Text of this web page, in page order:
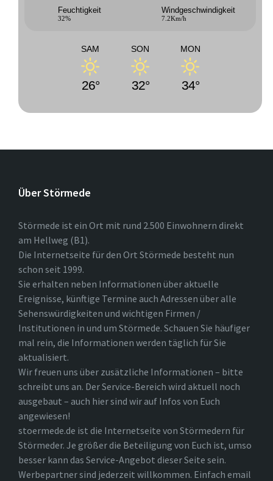
Feuchtigkeit
32%
Windgeschwindigkeit
7.2Km/h
SAM
26°
SON
32°
MON
34°
Über Störmede
Störmede ist ein Ort mit rund 2.500 Einwohnern direkt
am Hellweg (B1).
Die Internetseite für den Ort Störmede besteht nun
schon seit 1999.
Sie erhalten neben Informationen über aktuelle
Ereignisse, künftige Termine auch Adressen über alle
Sehenswürdigkeiten und wichtigen Firmen /
Institutionen in und um Störmede. Schauen Sie häufiger
mal rein, die Informationen werden täglich für Sie
aktualisiert.
Wir freuen uns über zusätzliche Informationen – bitte
schreibt uns an. Der Service-Bereich wird aktuell noch
ausgebaut – auch hier sind wir auf Infos von Euch
angewiesen!
stoermede.de ist die Internetseite von Störmedern für
Störmeder. Je größer die Beteiligung von Euch ist, umso
besser kann das Service-Angebot dieser Seite sein.
Werbepartner sind jederzeit willkommen. Einfach email